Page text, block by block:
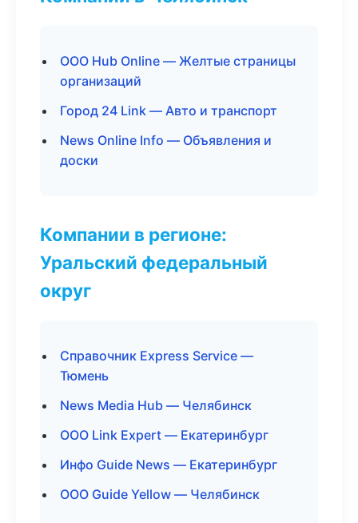
ООО Hub Online — Желтые страницы
организаций
Город 24 Link — Авто и транспорт
News Online Info — Объявления и
доски
Компании в регионе:
Уральский федеральный
округ
Справочник Express Service —
Тюмень
News Media Hub — Челябинск
ООО Link Expert — Екатеринбург
Инфо Guide News — Екатеринбург
ООО Guide Yellow — Челябинск